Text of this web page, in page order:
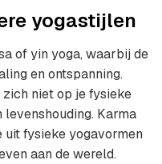
yogastijlen
of yin yoga, waarbij de
en ontspanning.
niet op je fysieke
Karma
uit fysieke yogavormen
aan de wereld.